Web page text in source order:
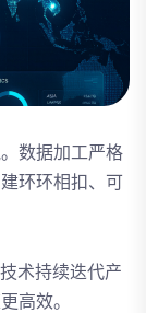
数据加工严格
环环相扣、可
术持续迭代产
高效。